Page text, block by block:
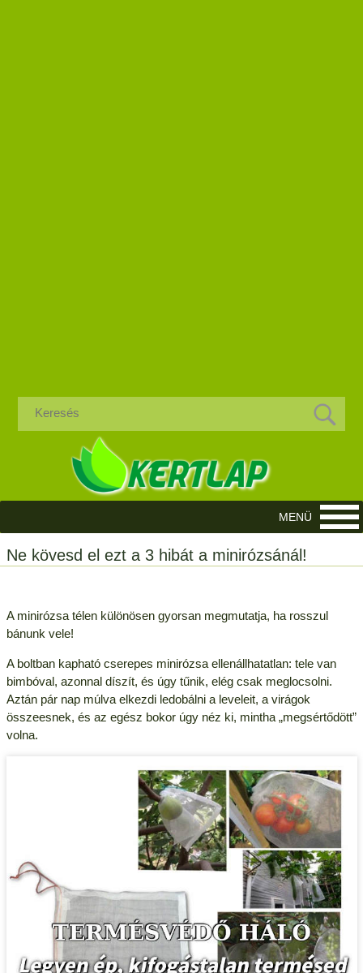
Ne kövesd el ezt a 3 hibát a minirózsánál!
A minirózsa télen különösen gyorsan megmutatja, ha rosszul
bánunk vele!
A boltban kapható cserepes minirózsa ellenállhatatlan: tele van
bimbóval, azonnal díszít, és úgy tűnik, elég csak meglocsolni.
Aztán pár nap múlva elkezdi ledobálni a leveleit, a virágok
összeesnek, és az egész bokor úgy néz ki, mintha „megsértődött”
volna.